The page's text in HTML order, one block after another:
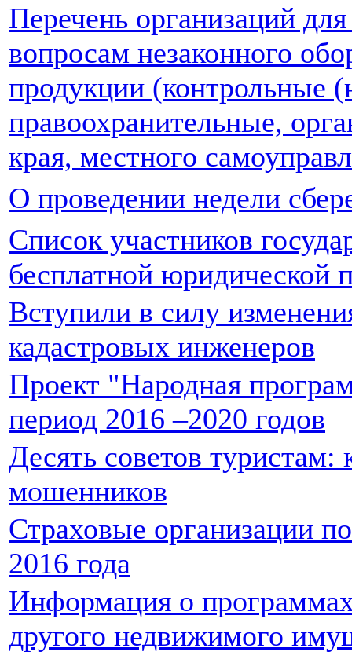
Перечень организаций
вопросам незаконного
продукции (контрольные
правоохранительные,
края, местного
О проведении недели
Список участников
бесплатной юридической
Вступили в силу
кадастровых инженеров
Проект "Народная
период 2016 –2020 годов
Десять советов туристам:
мошенников
Страховые организации
2016 года
Информация о
другого недвижимого